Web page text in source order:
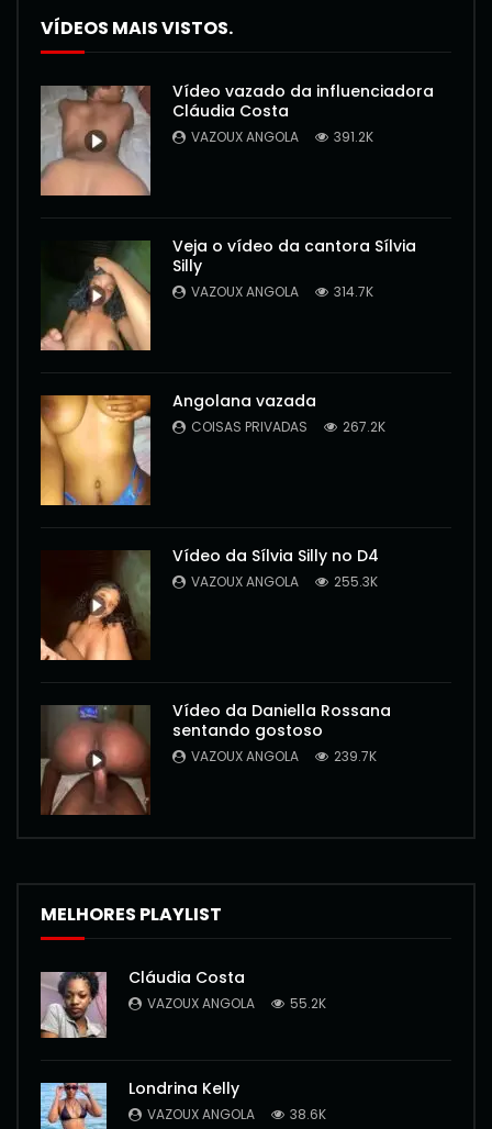
VÍDEOS MAIS VISTOS.
Vídeo vazado da influenciadora
Cláudia Costa
VAZOUX ANGOLA 391.2K
Veja o vídeo da cantora Sílvia
Silly
VAZOUX ANGOLA 314.7K
Angolana vazada
COISAS PRIVADAS 267.2K
Vídeo da Sílvia Silly no D4
VAZOUX ANGOLA 255.3K
Vídeo da Daniella Rossana
sentando gostoso
VAZOUX ANGOLA 239.7K
MELHORES PLAYLIST
Cláudia Costa
VAZOUX ANGOLA 55.2K
Londrina Kelly
VAZOUX ANGOLA 38.6K